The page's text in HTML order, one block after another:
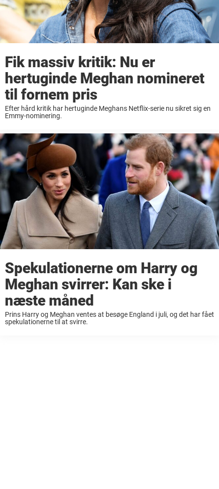
Fik massiv kritik: Nu er
hertuginde Meghan nomineret
til fornem pris
Efter hård kritik har hertuginde Meghans Netflix-serie nu sikret sig en
Emmy-nominering.
Spekulationerne om Harry og
Meghan svirrer: Kan ske i
næste måned
Prins Harry og Meghan ventes at besøge England i juli, og det har fået
spekulationerne til at svirre.